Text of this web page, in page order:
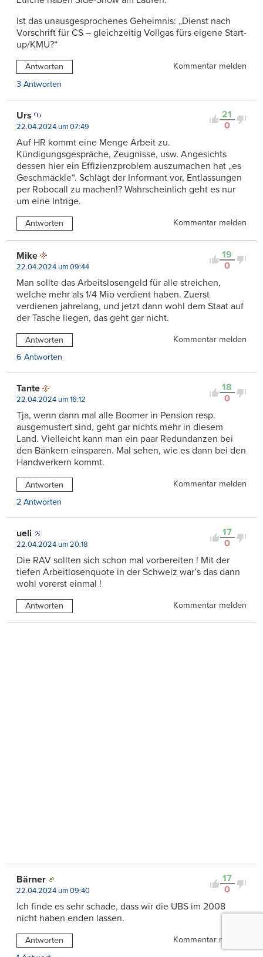
Ist das unausgesprochenes Geheimnis: „Dienst nach
Vorschrift für CS – gleichzeitig Vollgas fürs eigene Start-
up/KMU?“
Antworten
Kommentar melden
3 Antworten
21
0
Urs
22.04.2024 um 07:49
Auf HR kommt eine Menge Arbeit zu.
Kündigungsgespräche, Zeugnisse, usw. Angesichts
dessen hier ein Effizienzproblem auszumachen hat „es
Geschmäckle“. Schlägt der Informant vor, Entlassungen
per Robocall zu machen!? Wahrscheinlich geht es nur
um eine Intrige.
Antworten Kommentar melden
19
0
Mike
22.04.2024 um 09:44
Man sollte das Arbeitslosengeld für alle streichen,
welche mehr als 1/4 Mio verdient haben. Zuerst
verdienen jahrelang, und jetzt dann wohl dem Staat auf
der Tasche liegen, das geht gar nicht.
Antworten
Kommentar melden
6 Antworten
18
0
Tante
22.04.2024 um 16:12
Tja, wenn dann mal alle Boomer in Pension resp.
ausgemustert sind, geht gar nichts mehr in diesem
Land. Vielleicht kann man ein paar Redundanzen bei
den Bänkern einsparen. Mal sehen, wie es dann bei den
Handwerkern kommt.
Antworten
Kommentar melden
2 Antworten
17
0
ueli
22.04.2024 um 20:18
Die RAV sollten sich schon mal vorbereiten ! Mit der
tiefen Arbeitlosenquote in der Schweiz war’s das dann
wohl vorerst einmal !
Antworten Kommentar melden
17
0
Bärner
22.04.2024 um 09:40
Ich finde es sehr schade, dass wir die UBS im 2008
nicht haben enden lassen.
Antworten
Kommentar melden